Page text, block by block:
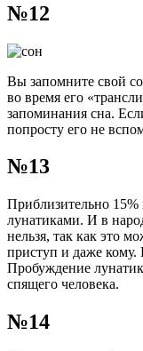
№12
Вы запомните свой
во время его
запоминания сна.
попросту его не
№13
Приблизительно
лунатиками. И в
нельзя, так как это
приступ и даже кому.
Пробуждение
спящего человека.
№14